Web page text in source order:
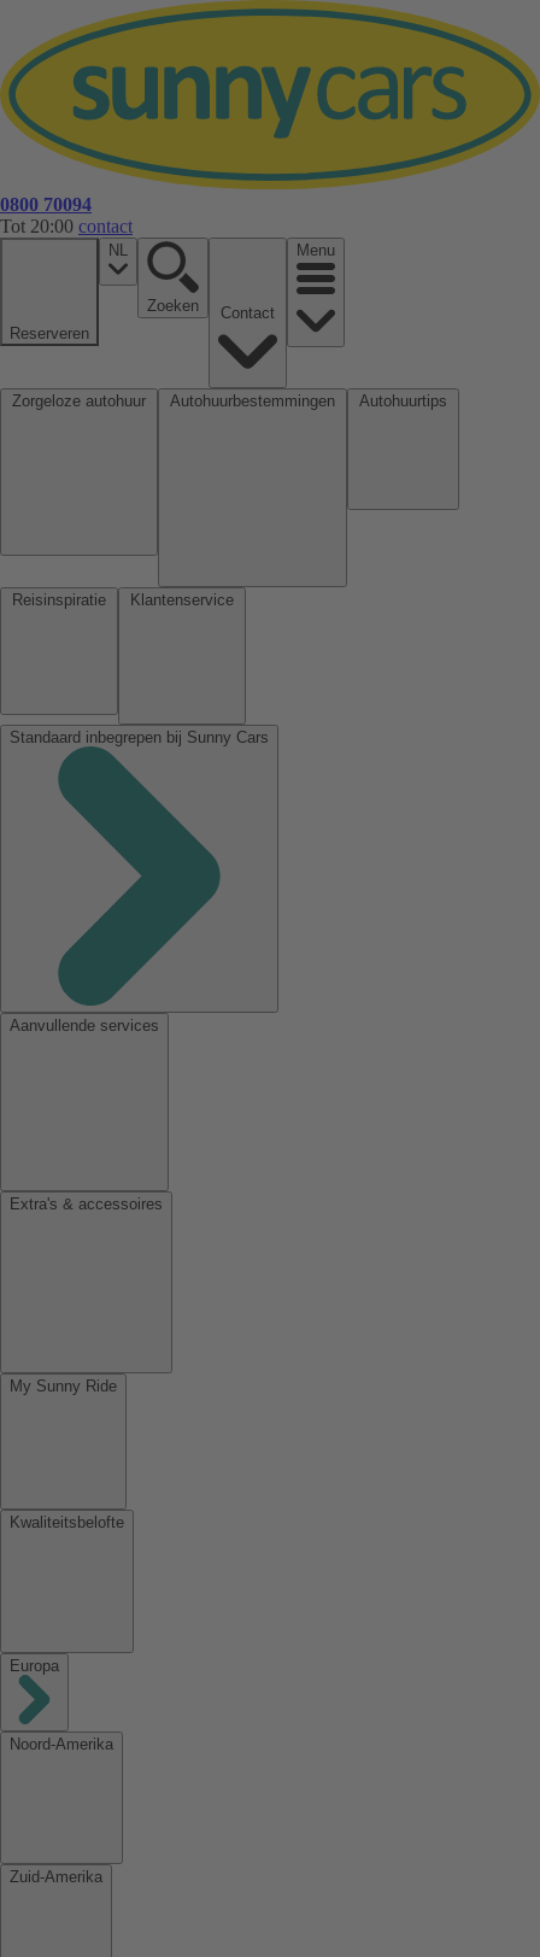
0800 70094
Tot 20:00 contact
Reserveren
NL
Zoeken
Menu
Standaard inbegrepen bij Sunny Cars
Aanvullende services
Extra's & accessoires
My Sunny Ride
Kwaliteitsbelofte
Europa
Noord-Amerika
Zuid-Amerika